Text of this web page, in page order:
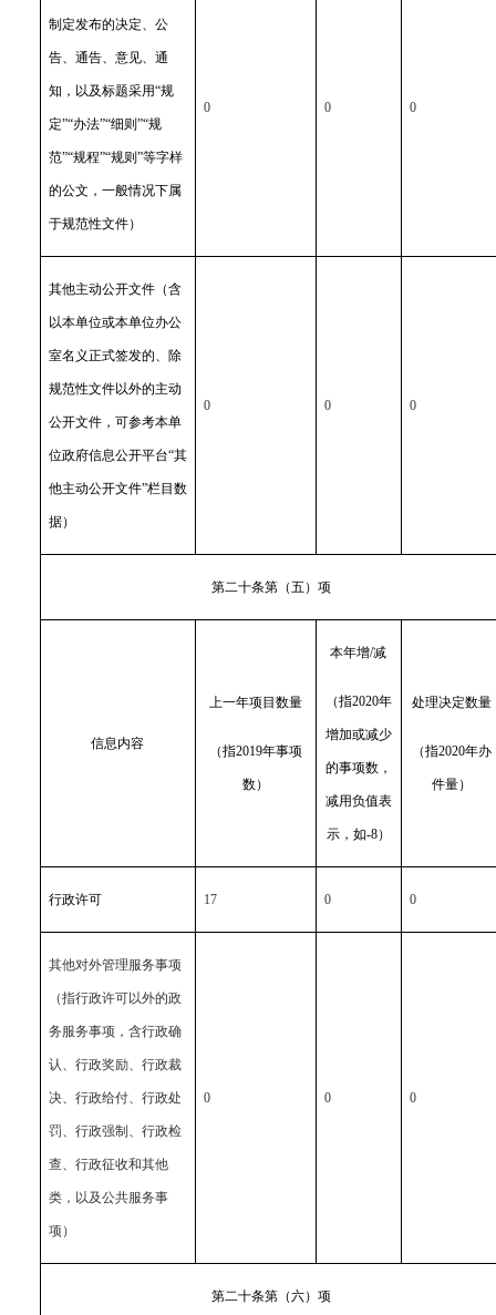
制定发布的决定、公
告、通告、意见、通
知，以及标题采用“规
定”“办法”“细则”“规
范”“规程”“规则”等字样
的公文，一般情况下属
于规范性文件）
0 0 0
其他主动公开文件（含
以本单位或本单位办公
室名义正式签发的、除
规范性文件以外的主动
公开文件，可参考本单
位政府信息公开平台“其
他主动公开文件”栏目数
据）
0 0 0
第二十条第（五）项
信息内容
上一年项目数量
（指2019年事项
数）
本年增/减
（指2020年
增加或减少
的事项数，
减用负值表
示，如-8）
处理决定数量
（指2020年办
件量）
行政许可 17 0 0
其他对外管理服务事项
（指行政许可以外的政
务服务事项，含行政确
认、行政奖励、行政裁
决、行政给付、行政处
罚、行政强制、行政检
查、行政征收和其他
类，以及公共服务事
项）
0 0 0
第二十条第（六）项